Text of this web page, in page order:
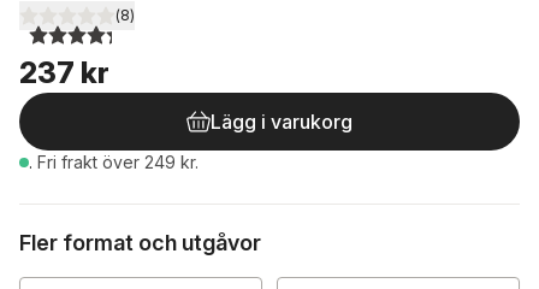
4,3utav 5 stjärnor. Totalt antal röster:
(8)
237 kr
Lägg i varukorg
. Fri frakt över 249 kr.
Fler format och utgåvor